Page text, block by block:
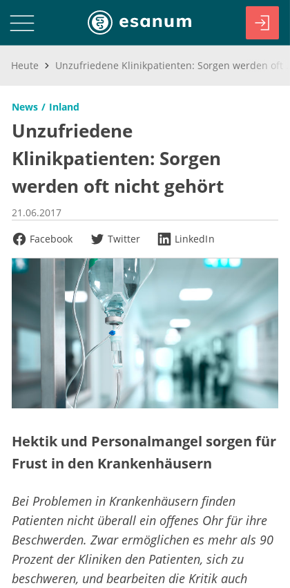
Heute
News Inland
Unzufriedene
Klinikpatienten: Sorgen
werden oft nicht gehört
21.06.2017
Facebook
Twitter LinkedIn
Hektik und Personalmangel sorgen für
Frust in den Krankenhäusern
Bei Problemen in Krankenhäusern finden
Patienten nicht überall ein offenes Ohr für ihre
Beschwerden. Zwar ermöglichen es mehr als 90
Prozent der Kliniken den Patienten, sich zu
beschweren, und bearbeiten die Kritik auch